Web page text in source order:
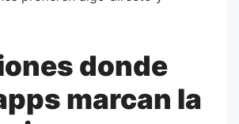
donde
marcan la